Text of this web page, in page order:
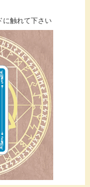
に触れて下さい